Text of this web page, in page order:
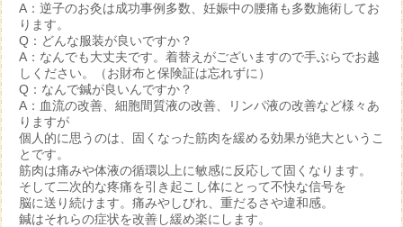
A：逆子のお灸は成功事例多数、妊娠中の腰痛も多数施術してお
ります。
Q：どんな服装が良いですか？
A：なんでも大丈夫です。着替えがございますので手ぶらでお越
しください。（お財布と保険証は忘れずに）
Q：なんで鍼が良いんですか？
A：血流の改善、細胞間質液の改善、リンパ液の改善など様々あ
りますが
個人的に思うのは、固くなった筋肉を緩める効果が絶大というこ
とです。
筋肉は痛みや体液の循環以上に敏感に反応して固くなります。
そして二次的な疼痛を引き起こし体にとって不快な信号を
脳に送り続けます。痛みやしびれ、重だるさや違和感。
鍼はそれらの症状を改善し緩め楽にします。